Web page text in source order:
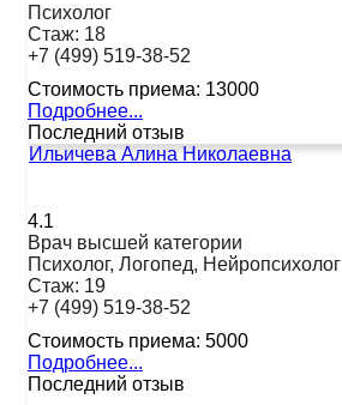
Психолог
Стаж: 18
+7 (499) 519-38-52
Стоимость приема: 13000
Подробнее...
Последний отзыв
Ильичева Алина Николаевна
4.1
Врач высшей категории
Психолог, Логопед, Нейропсихолог
Стаж: 19
+7 (499) 519-38-52
Стоимость приема: 5000
Подробнее...
Последний отзыв